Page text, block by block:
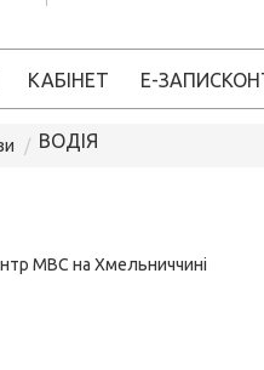
КАБІНЕТ
ВОДІЯ
Е-ЗАПИС
МВС на Хмельниччині